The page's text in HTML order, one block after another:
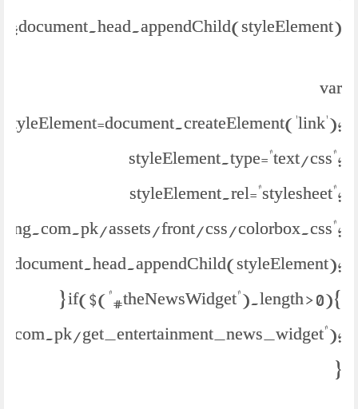
document.head.appendChild(styleElement);
var
styleElement=document.createElement('link');
styleElement.type="text/css";
styleElement.rel="stylesheet";
assets/front/css/colorbox.css";
document.head.appendChild(styleElement);
} if($("#theNewsWidget").length > 0){
get_entertainment_news_widget");
}